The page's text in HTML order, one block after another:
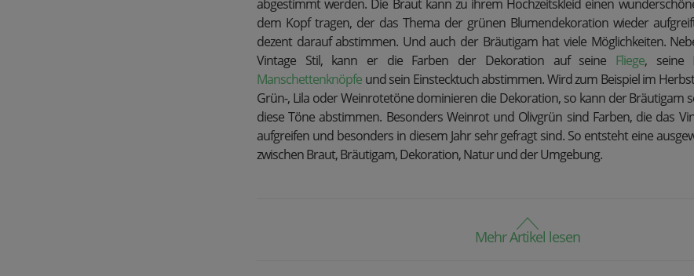
abgestimmt werden. Die Braut kann zu ihrem Hochzeitskleid einen
dem Kopf tragen, der das Thema der grünen Blumendekoration wieder
dezent darauf abstimmen. Und auch der Bräutigam hat viele Möglichkeiten.
Vintage Stil, kann er die Farben der Dekoration auf seine Fliege, seine
Manschettenknöpfe und sein Einstecktuch abstimmen. Wird zum Beispiel im
Grün-, Lila oder Weinrotetöne dominieren die Dekoration, so kann der Bräutigam
diese Töne abstimmen. Besonders Weinrot und Olivgrün sind Farben, die das
aufgreifen und besonders in diesem Jahr sehr gefragt sind. So entsteht eine
zwischen Braut, Bräutigam, Dekoration, Natur und der Umgebung.
Mehr Artikel lesen